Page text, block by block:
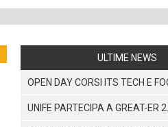
ULTIME NEWS
OPEN DAY CORSI ITS TECH E
UNIFE PARTECIPA A GREAT-ER